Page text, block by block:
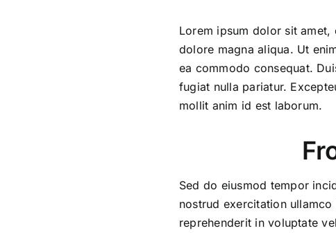
Lorem ipsum dolor sit
dolore magna aliqua. Ut
ea commodo consequat.
fugiat nulla pariatur.
mollit anim id est laborum.
Sed do eiusmod tempor
nostrud exercitation
reprehenderit in voluptate